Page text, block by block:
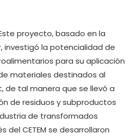
proyecto, basado en la
investigó la potencialidad de
para su aplicación
materiales destinados al
de tal manera que se llevó a
de residuos y subproductos
de transformados
del CETEM se desarrollaron